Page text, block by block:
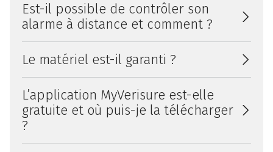
Est-il possible de contrôler son
alarme à distance et comment ?
Le matériel est-il garanti ?
L’application MyVerisure est-elle
gratuite et où puis-je la télécharger
?